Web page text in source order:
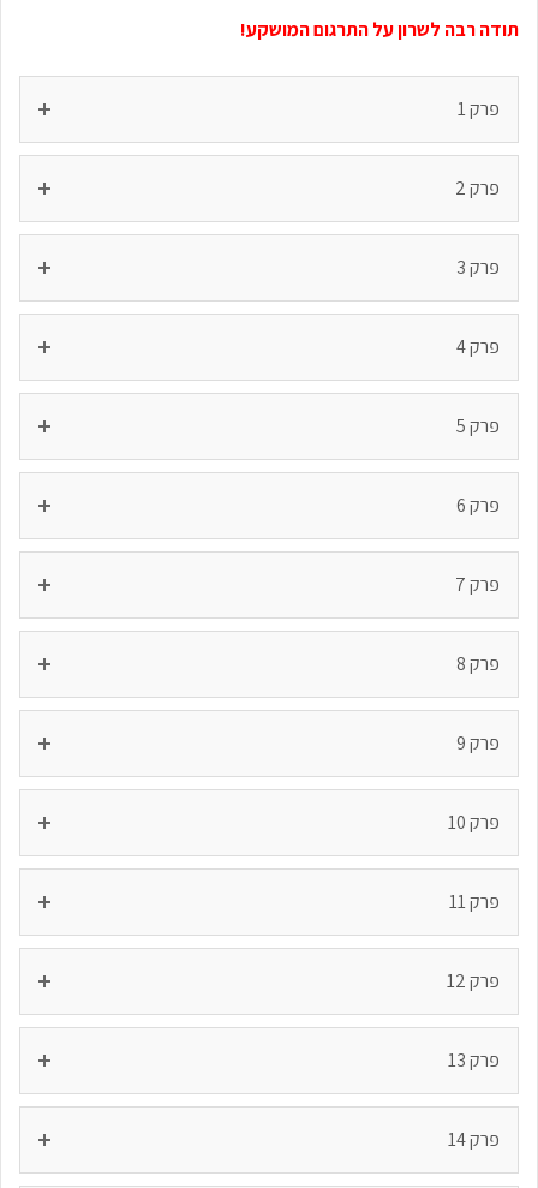
תודה רבה לשרון על התרגום המושקע!
פרק 1
פרק 2
פרק 3
פרק 4
פרק 5
פרק 6
פרק 7
פרק 8
פרק 9
פרק 10
פרק 11
פרק 12
פרק 13
פרק 14